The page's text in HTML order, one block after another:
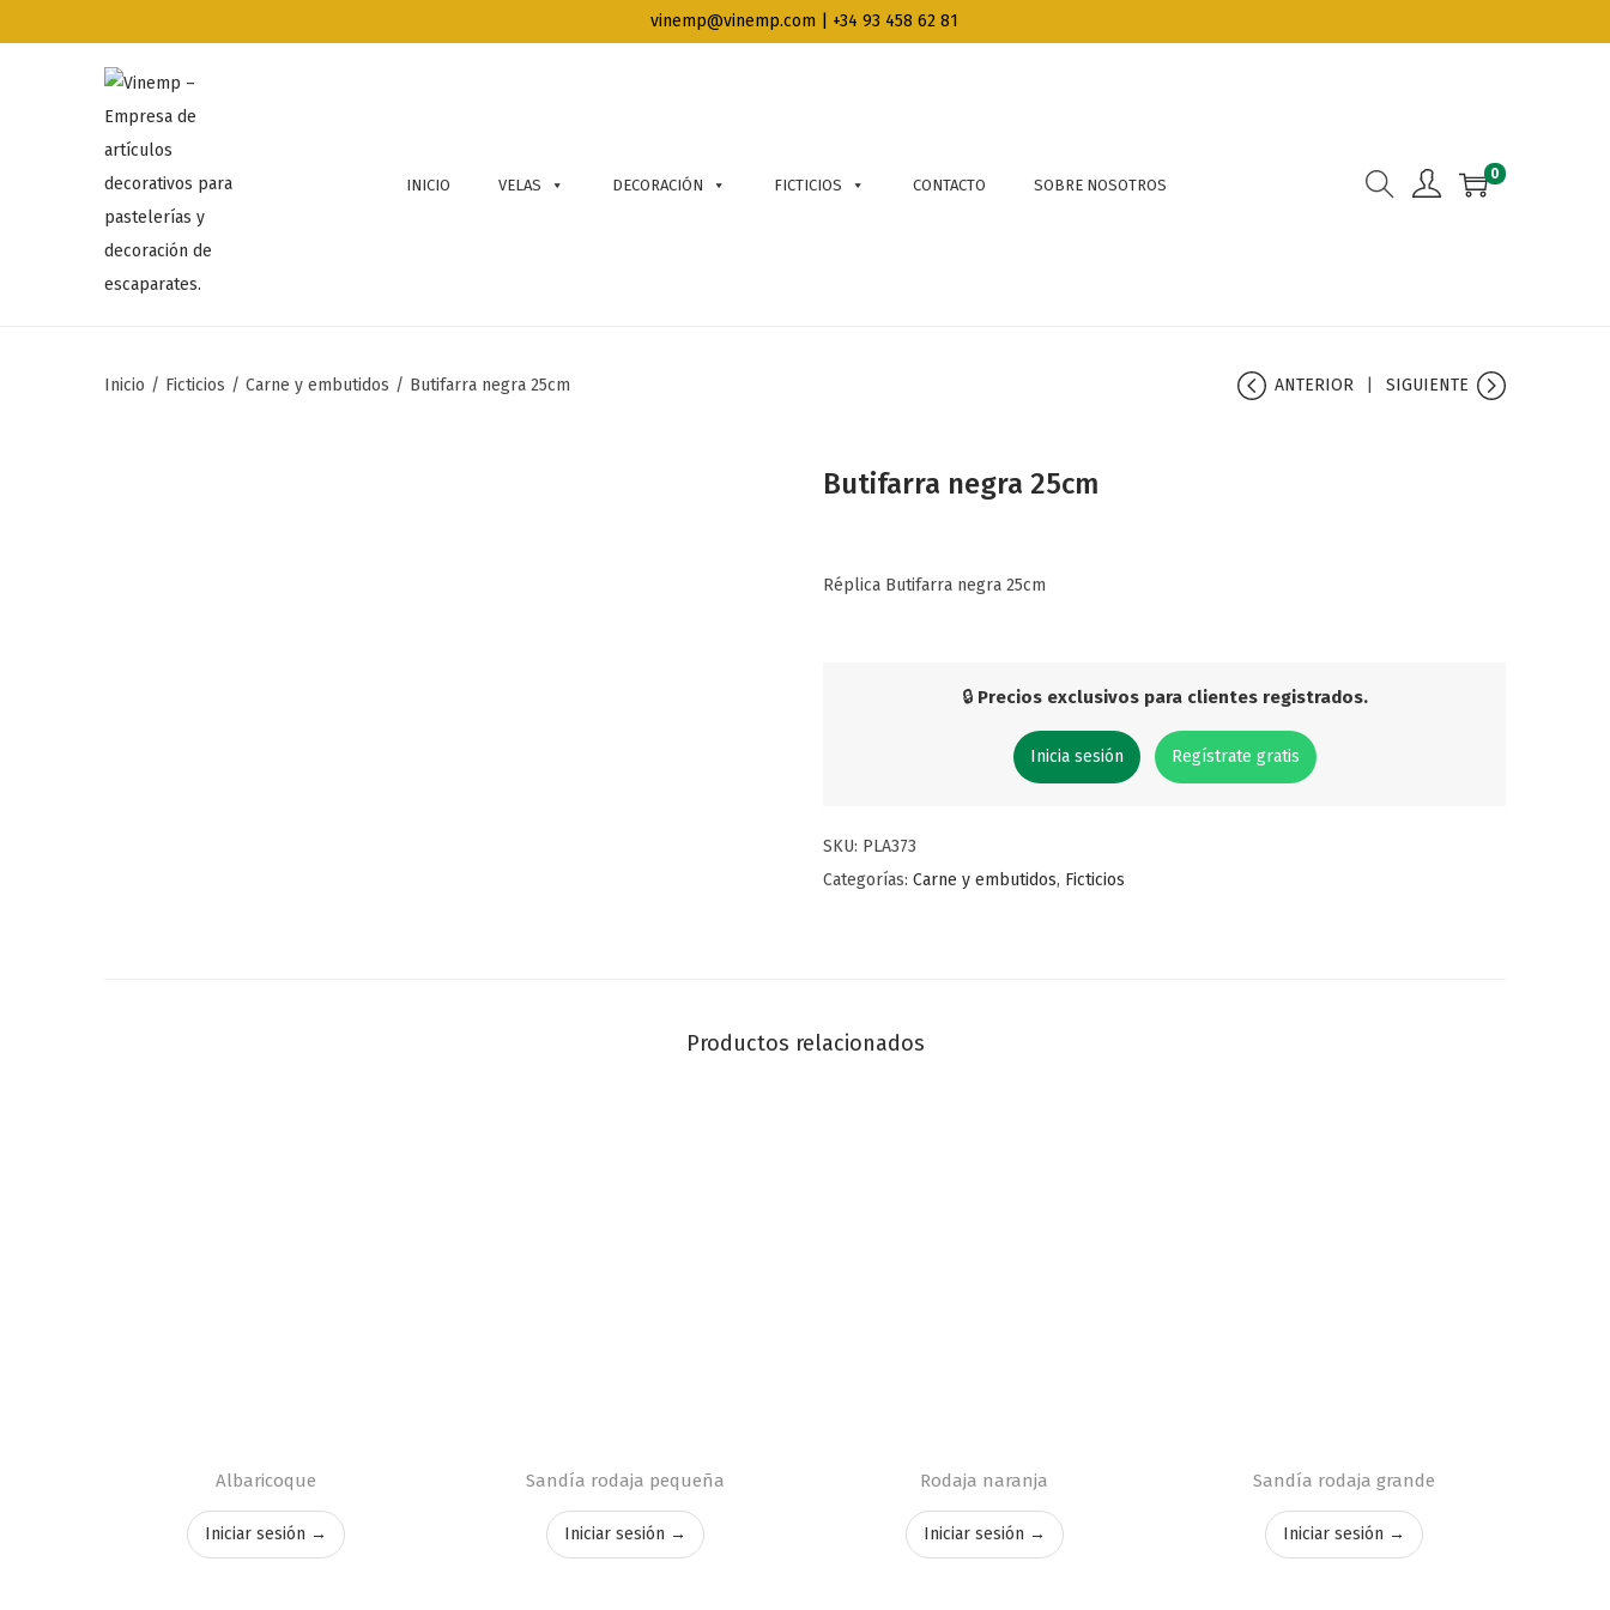
vinemp@vinemp.com | +34 93 458 62 81
INICIO VELAS DECORACIÓN FICTICIOS CONTACTO SOBRE NOSOTROS
0
Inicio / Ficticios / Carne y embutidos / Butifarra negra 25cm ANTERIOR SIGUIENTE
Butifarra negra 25cm
Réplica Butifarra negra 25cm
🔒 Precios exclusivos para clientes registrados.
Inicia sesión Regístrate gratis
SKU: PLA373
Categorías: Carne y embutidos, Ficticios
Productos relacionados
Albaricoque
Iniciar sesión →
Sandía rodaja pequeña
Iniciar sesión →
Rodaja naranja
Iniciar sesión →
Sandía rodaja grande
Iniciar sesión →